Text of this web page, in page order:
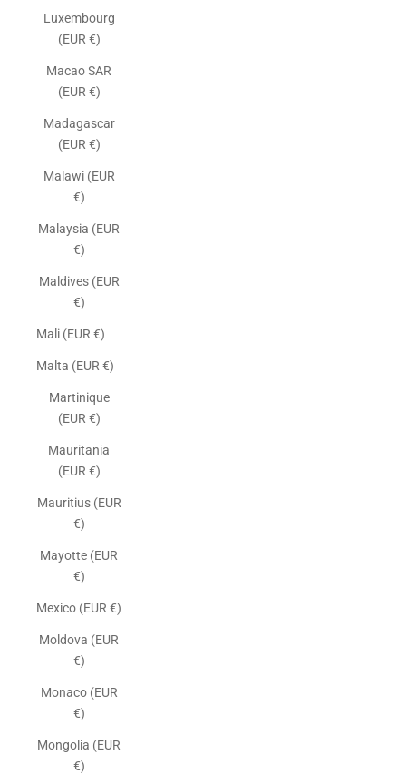
Luxembourg
(EUR €)
Macao SAR
(EUR €)
Madagascar
(EUR €)
Malawi (EUR
€)
Malaysia (EUR
€)
Maldives (EUR
€)
Mali (EUR €)
Malta (EUR €)
Martinique
(EUR €)
Mauritania
(EUR €)
Mauritius (EUR
€)
Mayotte (EUR
€)
Mexico (EUR €)
Moldova (EUR
€)
Monaco (EUR
€)
Mongolia (EUR
€)